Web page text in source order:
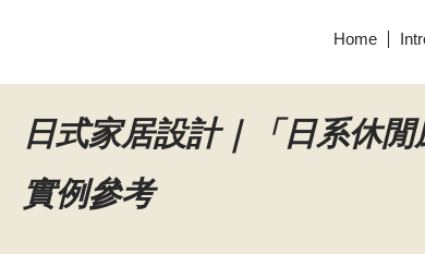
Home
日式家居設計｜「日系休
實例參考